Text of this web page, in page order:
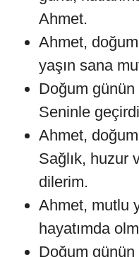
Ahmet.
Ahmet,
yaşın sana
Doğum
Seninle
Ahmet,
Sağlık, huzur
dilerim.
Ahmet, mutlu
hayatımda
Doğum